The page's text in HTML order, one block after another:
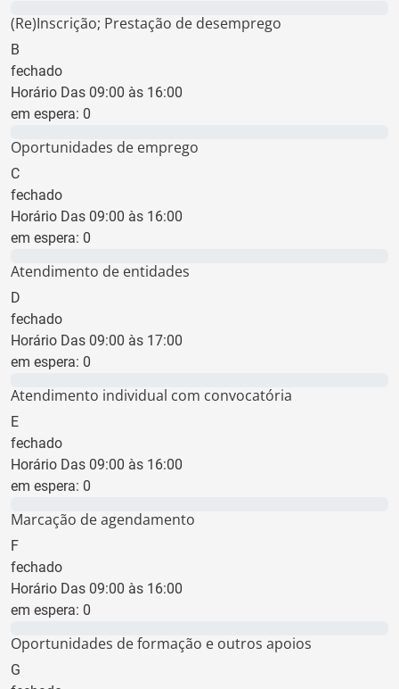
(Re)Inscrição; Prestação de desemprego
B
fechado
Horário Das 09:00 às 16:00
em espera: 0
Oportunidades de emprego
C
fechado
Horário Das 09:00 às 16:00
em espera: 0
Atendimento de entidades
D
fechado
Horário Das 09:00 às 17:00
em espera: 0
Atendimento individual com convocatória
E
fechado
Horário Das 09:00 às 16:00
em espera: 0
Marcação de agendamento
F
fechado
Horário Das 09:00 às 16:00
em espera: 0
Oportunidades de formação e outros apoios
G